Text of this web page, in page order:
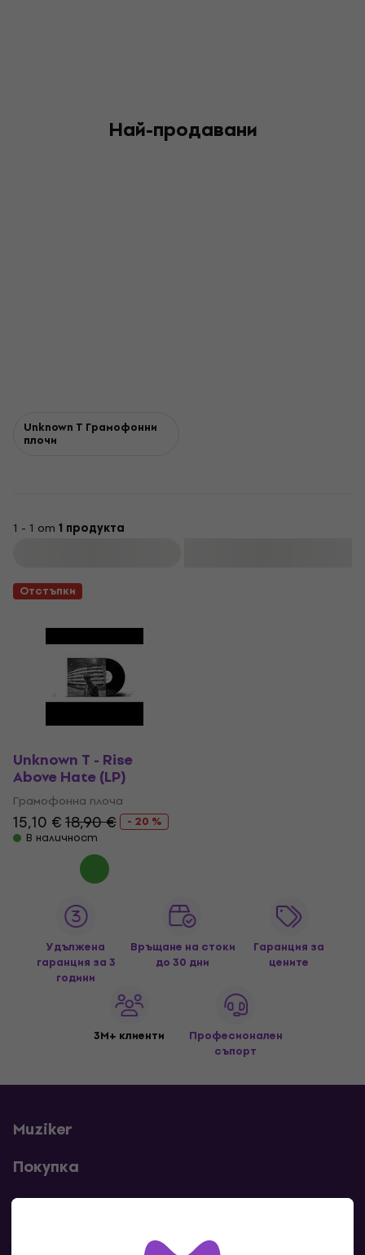
Най-продавани
Unknown T Грамофонни
плочи
1 - 1 от 1 продукта
Отстъпки
Unknown T - Rise
Above Hate (LP)
Грамофонна плоча
15,10 €18,90 €
- 20 %
В наличност
Удължена
гаранция за 3
години
Връщане на стоки
до 30 дни
Гаранция за
цените
3M+ клиенти
Професионален
съпорт
Muziker
Покупка
Полезни линкове